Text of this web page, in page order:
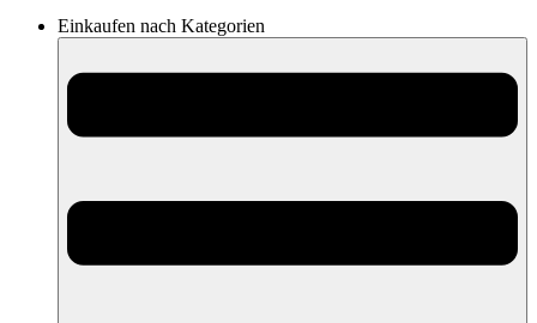
Einkaufen nach Kategorien